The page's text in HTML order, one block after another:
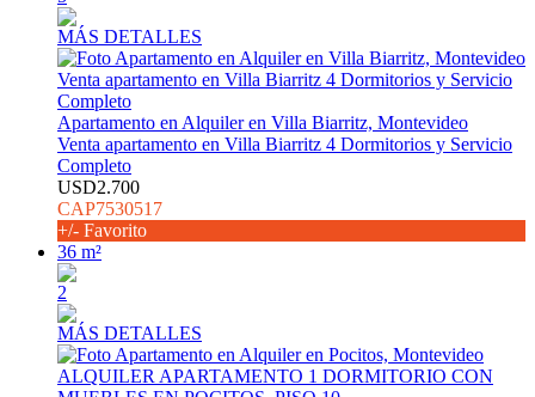
MÁS DETALLES
Apartamento en Alquiler en Villa Biarritz, Montevideo
Venta apartamento en Villa Biarritz 4 Dormitorios y Servicio
Completo
USD2.700
CAP7530517
+/- Favorito
36 m²
2
MÁS DETALLES